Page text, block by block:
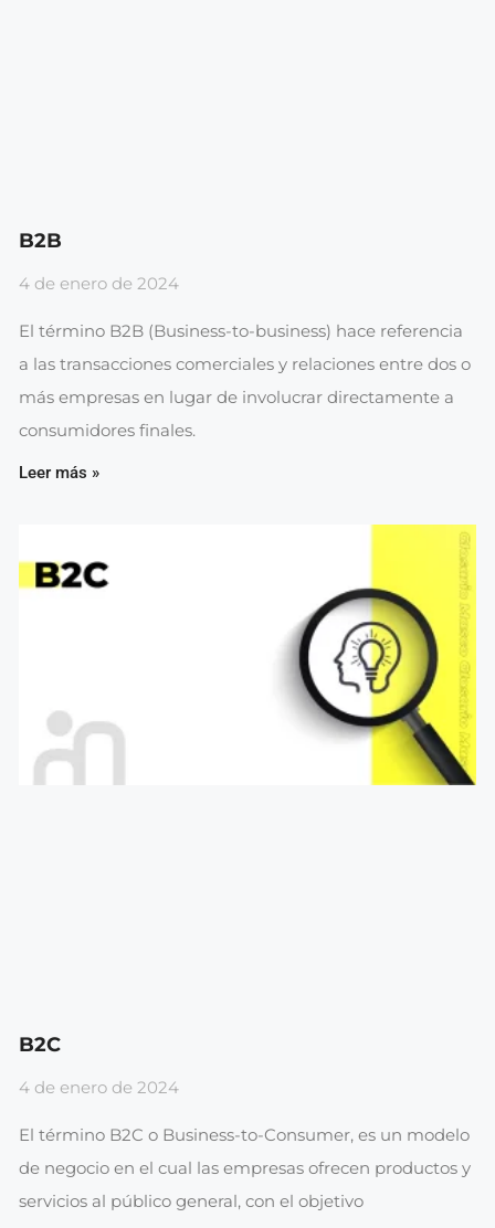
B2B
4 de enero de 2024
El término B2B (Business-to-business) hace referencia
a las transacciones comerciales y relaciones entre dos o
más empresas en lugar de involucrar directamente a
consumidores finales.
Leer más »
B2C
4 de enero de 2024
El término B2C o Business-to-Consumer, es un modelo
de negocio en el cual las empresas ofrecen productos y
servicios al público general, con el objetivo